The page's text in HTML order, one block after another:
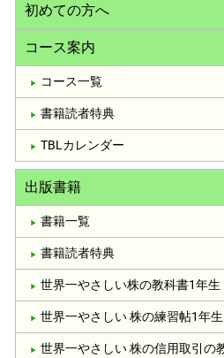
初めての方へ
コース案内
コース一覧
書籍読者特典
TBLカレンダー
出版書籍
書籍一覧
書籍読者特典
世界一やさしい株の教科書1年生
世界一やさしい 株の練習帖1年生
世界一やさしい 株の信用取引の